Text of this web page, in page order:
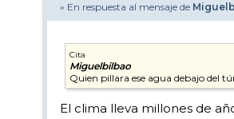
» En respuesta al mensaje de
Cita
Miguelbilbao
Quien pillara ese agua debajo del
El clima lleva millones de